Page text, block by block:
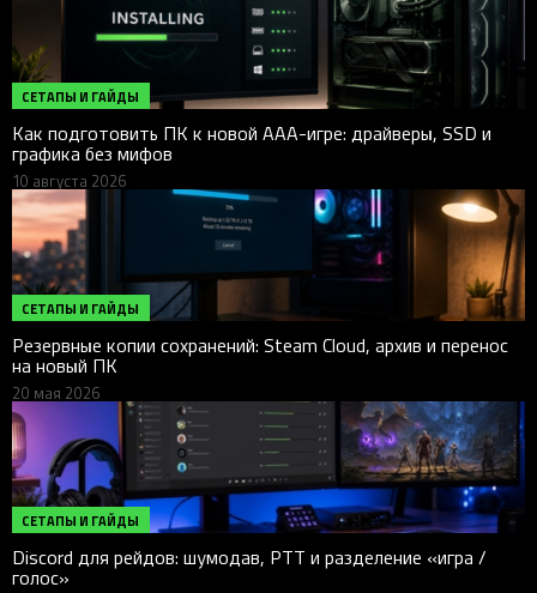
СЕТАПЫ И ГАЙДЫ
Как подготовить ПК к новой AAA-игре: драйверы, SSD и
графика без мифов
10 августа 2026
СЕТАПЫ И ГАЙДЫ
Резервные копии сохранений: Steam Cloud, архив и перенос
на новый ПК
20 мая 2026
СЕТАПЫ И ГАЙДЫ
Discord для рейдов: шумодав, PTT и разделение «игра /
голос»